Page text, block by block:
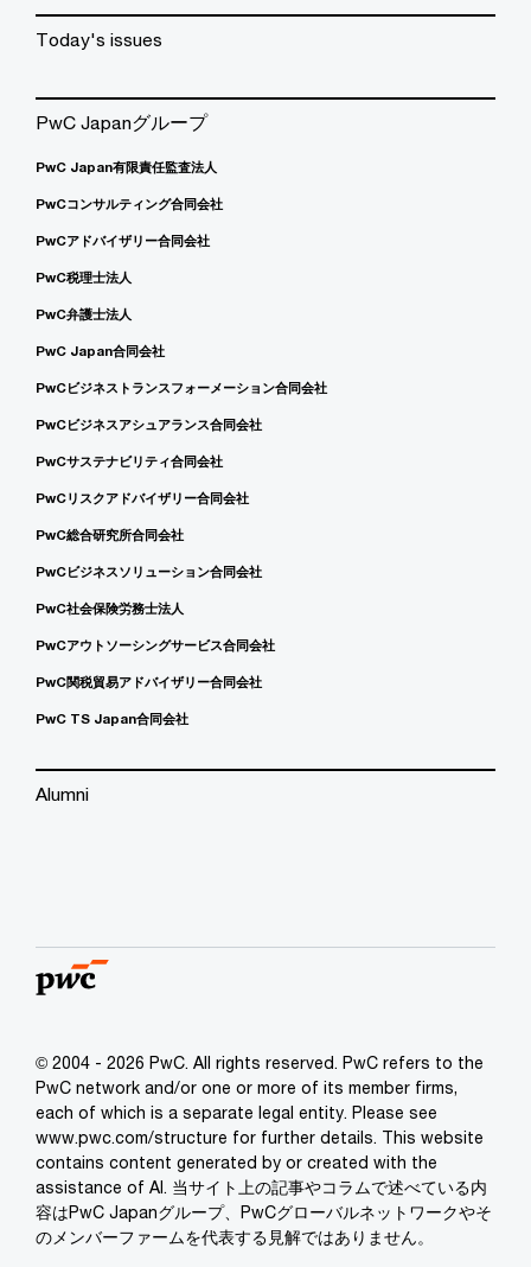
Today's issues
PwC Japanグループ
PwC Japan有限責任監査法人
PwCコンサルティング合同会社
PwCアドバイザリー合同会社
PwC税理士法人
PwC弁護士法人
PwC Japan合同会社
PwCビジネストランスフォーメーション合同会社
PwCビジネスアシュアランス合同会社
PwCサステナビリティ合同会社
PwCリスクアドバイザリー合同会社
PwC総合研究所合同会社
PwCビジネスソリューション合同会社
PwC社会保険労務士法人
PwCアウトソーシングサービス合同会社
PwC関税貿易アドバイザリー合同会社
PwC TS Japan合同会社
Alumni
© 2004 - 2026 PwC. All rights reserved. PwC refers to the
PwC network and/or one or more of its member firms,
each of which is a separate legal entity. Please see
www.pwc.com/structure for further details. This website
contains content generated by or created with the
assistance of AI. 当サイト上の記事やコラムで述べている内
容はPwC Japanグループ、PwCグローバルネットワークやそ
のメンバーファームを代表する見解ではありません。